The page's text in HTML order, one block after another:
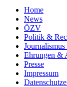
Home
News
ÖZV
Politik &
Ehrungen &
Presse
Impressum